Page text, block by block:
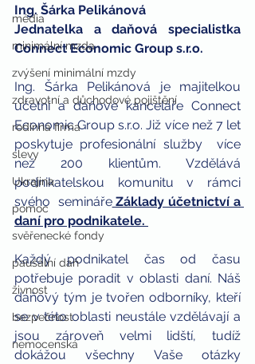
média
minimální mzda
zvýšení minimální mzdy
zdravotní a důchodové pojištění
rodinná firma
slevy
Ukrajina
pomoc
svěřenecké fondy
paušální daň
živnost
bezpečnost
nemocenská
Ing. Šárka Pelikánová
Jednatelka a daňová specialistka
Connect Economic Group s.r.o.
Ing. Šárka Pelikánová je majitelkou
účetní a daňové kanceláře Connect
Economic Group s.r.o. Již více než 7 let
poskytuje profesionální služby  více
než 200 klientům. Vzdělává
podnikatelskou komunitu v rámci
svého  semináře Základy účetnictví a
daní pro podnikatele.
Každý podnikatel čas od času
potřebuje poradit v oblasti daní. Náš
daňový tým je tvořen odborníky, kteří
se v této oblasti neustále vzdělávají a
jsou zároveň velmi lidští, tudíž
dokážou všechny Vaše otázky